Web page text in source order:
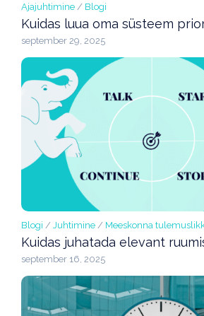
Ajajuhtimine / Blogi
september 29, 2025
Blogi / Juhtimine / Meeskonna
Kuidas juhatada elevant
september 16, 2025